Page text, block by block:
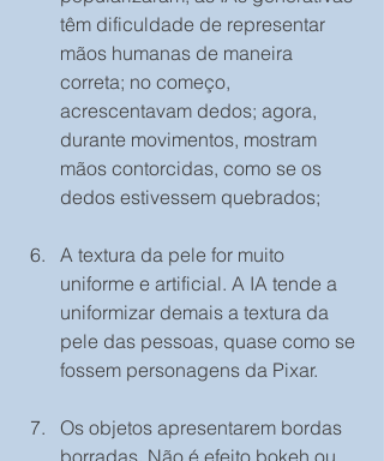
têm dificuldade de representar
mãos humanas de maneira
correta; no começo,
acrescentavam dedos; agora,
durante movimentos, mostram
mãos contorcidas, como se os
dedos estivessem quebrados;
A textura da pele for muito
uniforme e artificial. A IA tende a
uniformizar demais a textura da
pele das pessoas, quase como se
fossem personagens da Pixar.
Os objetos apresentarem bordas